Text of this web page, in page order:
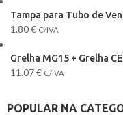
Tampa para Tubo de
1.80€ C/IVA
Grelha MG15 + Grelha
11.07€ C/IVA
POPULAR NA